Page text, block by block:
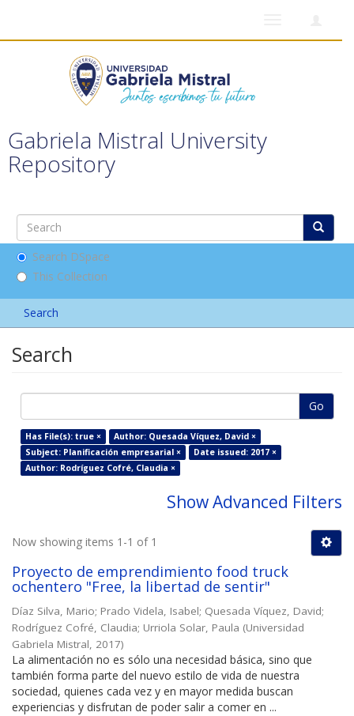
Gabriela Mistral University
Repository
Search DSpace
This Collection
Search
Search
Go
Has File(s): true ×
Author: Quesada Víquez, David ×
Subject: Planificación empresarial ×
Date issued: 2017 ×
Author: Rodríguez Cofré, Claudia ×
Show Advanced Filters
Now showing items 1-1 of 1
Proyecto de emprendimiento food truck
ochentero "Free, la libertad de sentir"
Díaz Silva, Mario; Prado Videla, Isabel; Quesada Víquez, David;
Rodríguez Cofré, Claudia; Urriola Solar, Paula (Universidad
Gabriela Mistral, 2017)
La alimentación no es sólo una necesidad básica, sino que
también forma parte del nuevo estilo de vida de nuestra
sociedad, quienes cada vez y en mayor medida buscan
experiencias y disfrutan de poder salir a comer en ...